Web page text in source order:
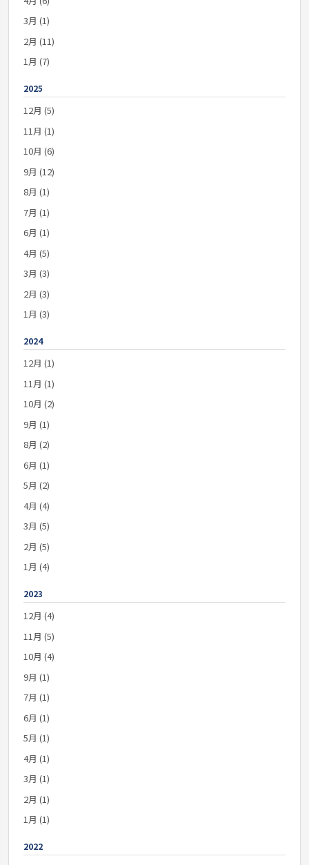
3月 (1)
2月 (11)
1月 (7)
2025
12月 (5)
11月 (1)
10月 (6)
9月 (12)
8月 (1)
7月 (1)
6月 (1)
4月 (5)
3月 (3)
2月 (3)
1月 (3)
2024
12月 (1)
11月 (1)
10月 (2)
9月 (1)
8月 (2)
6月 (1)
5月 (2)
4月 (4)
3月 (5)
2月 (5)
1月 (4)
2023
12月 (4)
11月 (5)
10月 (4)
9月 (1)
7月 (1)
6月 (1)
5月 (1)
4月 (1)
3月 (1)
2月 (1)
1月 (1)
2022